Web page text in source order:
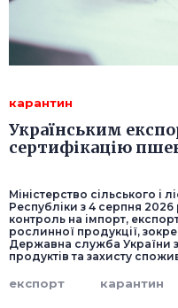
карантин
Українським
сертифікацію
Міністерство сільського і
Республіки з 4 серпня
контроль на імпорт,
рослинної продукції,
Державна служба України
продуктів та захисту
експорт карантин